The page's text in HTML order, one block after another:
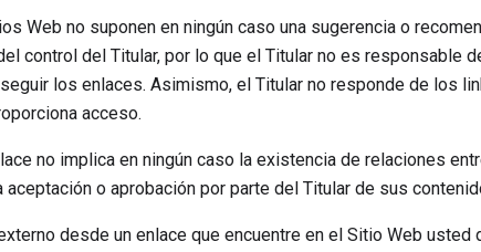
Web no suponen en ningún caso una sugerencia o
control del Titular, por lo que el Titular no es responsable
los enlaces. Asimismo, el Titular no responde de los
acceso.
no implica en ningún caso la existencia de relaciones
aceptación o aprobación por parte del Titular de sus
desde un enlace que encuentre en el Sitio Web